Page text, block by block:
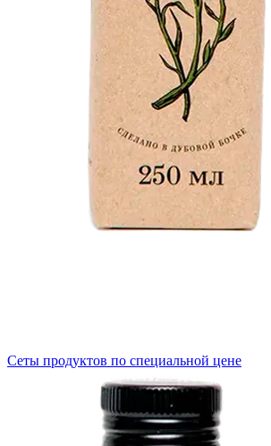
Сеты продуктов по специальной цене